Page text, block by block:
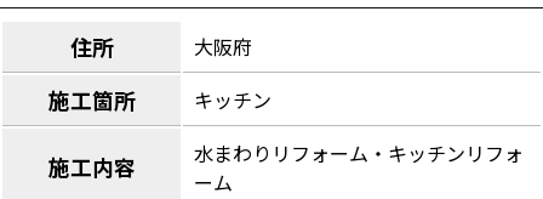
住所 大阪府
施工箇所 キッチン
施工内容
水まわりリフォーム・キッチンリフォ
ーム